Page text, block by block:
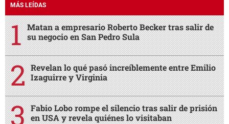
MÁS LEÍDAS
Matan a empresario Roberto Becker tras salir de
su negocio en San Pedro Sula
Revelan lo qué pasó increíblemente entre Emilio
Izaguirre y Virginia
Fabio Lobo rompe el silencio tras salir de prisión
en USA y revela quiénes lo visitaban